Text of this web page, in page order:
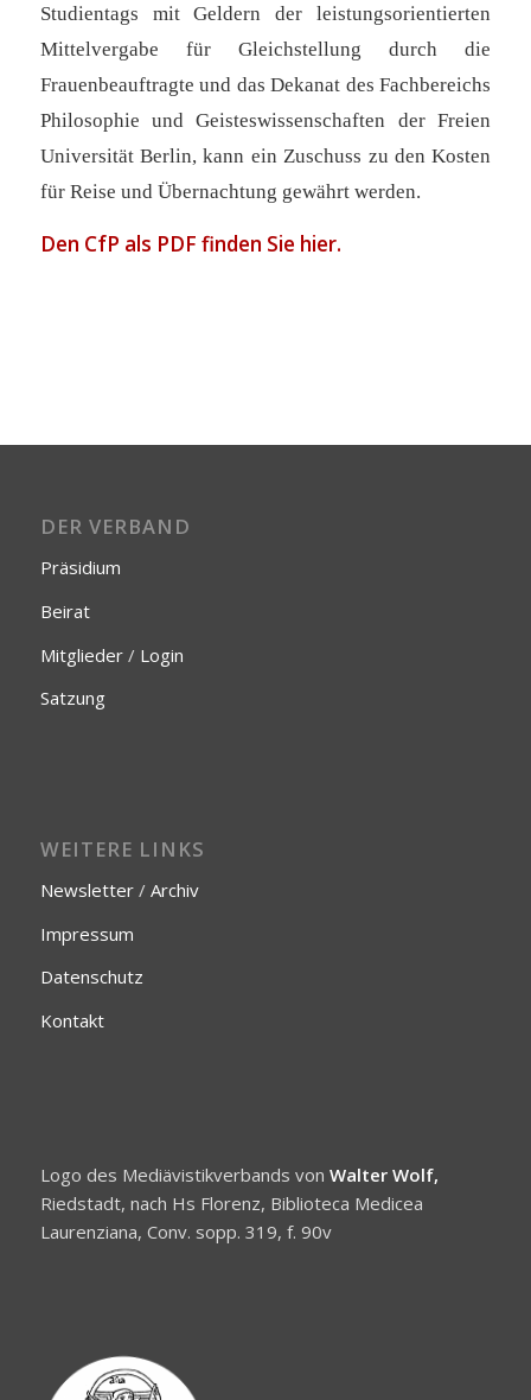
Studientags mit Geldern der leistungsorientierten
Mittelvergabe für Gleichstellung durch die
Frauenbeauftragte und das Dekanat des Fachbereichs
Philosophie und Geisteswissenschaften der Freien
Universität Berlin, kann ein Zuschuss zu den Kosten
für Reise und Übernachtung gewährt werden.
Den CfP als PDF finden Sie hier.
DER VERBAND
Präsidium
Beirat
Mitglieder/ Login
Satzung
WEITERE LINKS
Newsletter/ Archiv
Impressum
Datenschutz
Kontakt
Logo des Mediävistikverbands von Walter Wolf,
Riedstadt, nach Hs Florenz, Biblioteca Medicea
Laurenziana, Conv. sopp. 319, f. 90v